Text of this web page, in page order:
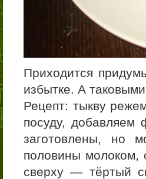
Приходится
избытке. А
Рецепт: тыкву
посуду,
заготовлены, но
половины молоком,
сверху — тёртый